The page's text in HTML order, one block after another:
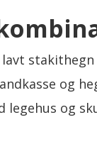
lavt
og
legehus og